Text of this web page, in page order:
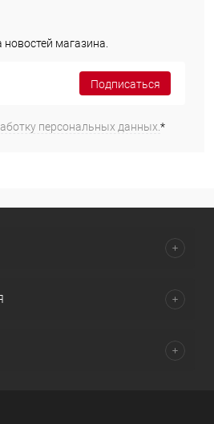
магазина.
Подписаться
персональных данных.*